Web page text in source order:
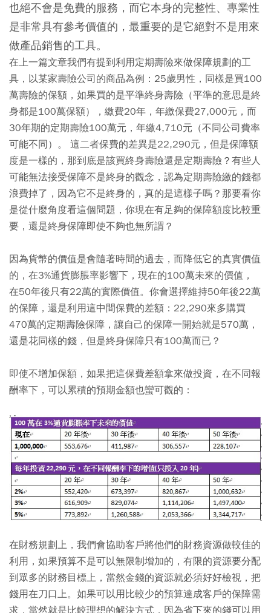
也絕不會是免費的服務，而它本身的完整性、專業性
是非常具有參考價值的，最重要的是它絕對不是用來
做產品銷售的工具。
在上一篇文章我們有提到利用定期壽險來做保障規劃的工
具，以某家壽險公司的商品為例：25歲男性，同樣是買100
萬壽險的保額，如果買的是平準終身壽險（平準的意思是終
身都是100萬保額），繳費20年，年繳保費27,000元，而
30年期的定期壽險100萬元，年繳4,710元（不同公司費率
可能不同）。 這二者保費的差異是22,290元，但是保障額
度是一樣的，那到底是該買終身壽險還是定期壽險？有些人
可能無法接受保障不是終身的觀念，認為定期壽險繳的錢都
浪費掉了，因為它不是終身的，真的是這樣子嗎？那要看你
是從什麼角度看這個問題，你現在有足夠的保障額度比較重
要，還是終身保障即使不夠也無所謂？
因為貨幣的價值是會隨著時間的過去，而降低它的真實價值
的，在3%通貨膨脹率影響下，現在的100萬未來的價值，
在50年後只有22萬的實際價值。你會選擇維持50年後22萬
的保障，還是利用這中間保費的差額：22,290來多購買
470萬的定期壽險保障，讓自己的保障一開始就是570萬，
還是花同樣的錢，但是終身保障只有100萬而已？
即使不增加保額，如果把這保費差額拿來做投資，在不同報
酬率下，可以累積的預期金額也蠻可觀的：
在財務規劃上，我們會協助客戶將他們的財務資源做較佳的
利用，如果預算不是可以無限制增加的，有限的資源要分配
到眾多的財務目標上，當然金錢的資源就必須好好檢視，把
錢用在刀口上。如果可以用比較少的預算達成客戶的保障需